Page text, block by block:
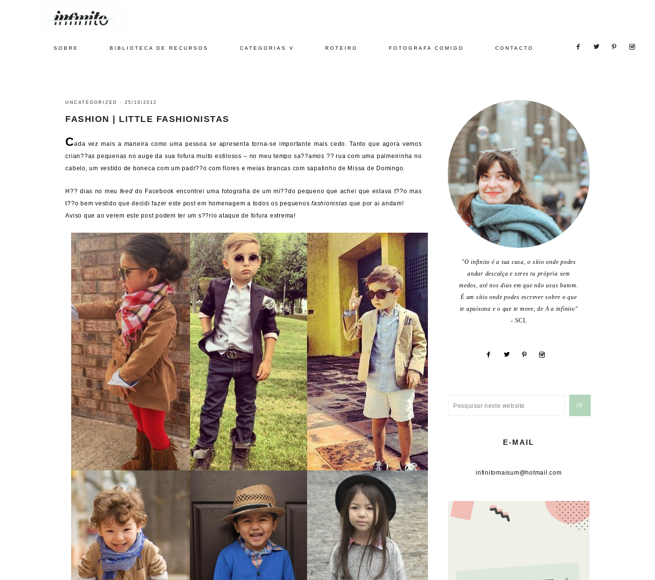
SOBRE BIBLIOTECA DE RECURSOS CATEGORIAS V ROTEIRO FOTOGRAFA COMIGO CONTACTO
UNCATEGORIZED ·25/10/2012
FASHION | LITTLE FASHIONISTAS
Cada vez mais a maneira como uma pessoa se apresenta torna-se importante mais cedo. Tanto que agora vemos
crian??as pequenas no auge da sua fofura muito estilosos – no meu tempo sa??amos ?? rua com uma palmeirinha no
cabelo, um vestido de boneca com um padr??o com flores e meias brancas com sapatinho de Missa de Domingo.
H?? dias no meu feed do Facebook encontrei uma fotografia de um mi??do pequeno que achei que estava t??o mas
t??o bem vestido que decidi fazer este post em homenagem a todos os pequenosfashionistas que por ai andam!
Aviso que ao verem este post podem ter um s??rio ataque de fofura extrema!
"O infinito é a tua casa, o sítio onde podes
andar descalça e seres tu própria sem
medos, até nos dias em que não usas batom.
É um sítio onde podes escrever sobre o que
te apaixona e o que te move, de A a infinito"
- SCL
E-MAIL
infinitomaisum@hotmail.com